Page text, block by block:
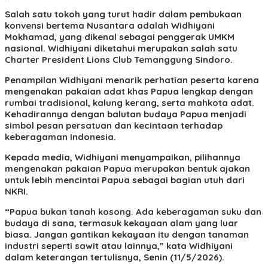
Salah satu tokoh yang turut hadir dalam pembukaan
konvensi bertema Nusantara adalah Widhiyani
Mokhamad, yang dikenal sebagai penggerak UMKM
nasional. Widhiyani diketahui merupakan salah satu
Charter President Lions Club Temanggung Sindoro.
Penampilan Widhiyani menarik perhatian peserta karena
mengenakan pakaian adat khas Papua lengkap dengan
rumbai tradisional, kalung kerang, serta mahkota adat.
Kehadirannya dengan balutan budaya Papua menjadi
simbol pesan persatuan dan kecintaan terhadap
keberagaman Indonesia.
Kepada media, Widhiyani menyampaikan, pilihannya
mengenakan pakaian Papua merupakan bentuk ajakan
untuk lebih mencintai Papua sebagai bagian utuh dari
NKRI.
“Papua bukan tanah kosong. Ada keberagaman suku dan
budaya di sana, termasuk kekayaan alam yang luar
biasa. Jangan gantikan kekayaan itu dengan tanaman
industri seperti sawit atau lainnya,” kata Widhiyani
dalam keterangan tertulisnya, Senin (11/5/2026).